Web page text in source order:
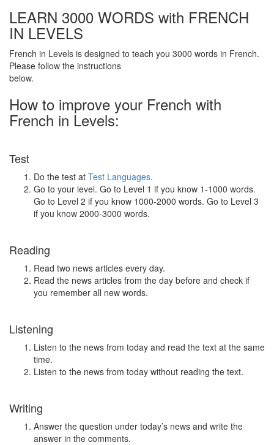
LEARN 3000 WORDS with FRENCH
IN LEVELS
French in Levels is designed to teach you 3000 words in French.
Please follow the instructions
below.
How to improve your French with
French in Levels:
Test
Do the test at Test Languages.
Go to your level. Go to Level 1 if you know 1-1000 words.
Go to Level 2 if you know 1000-2000 words. Go to Level 3
if you know 2000-3000 words.
Reading
Read two news articles every day.
Read the news articles from the day before and check if
you remember all new words.
Listening
Listen to the news from today and read the text at the same
time.
Listen to the news from today without reading the text.
Writing
Answer the question under today’s news and write the
answer in the comments.